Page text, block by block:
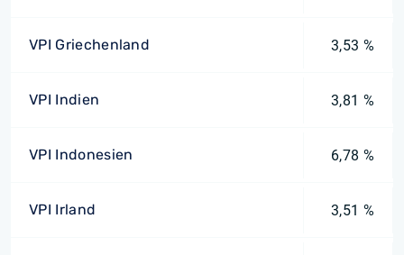
VPI Griechenland 3,53 %
VPI Indien 3,81 %
VPI Indonesien 6,78 %
VPI Irland 3,51 %